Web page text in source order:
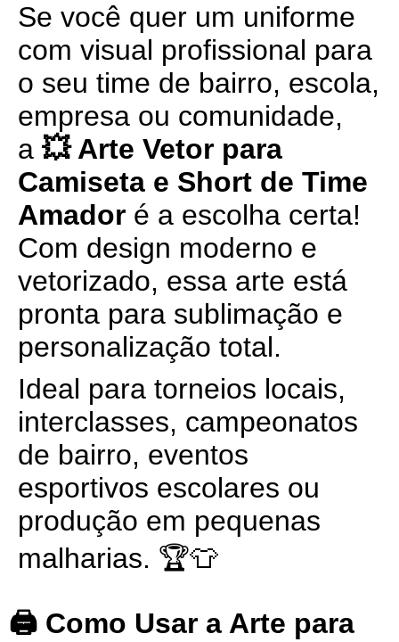
Se você quer um uniforme
com visual profissional para
o seu time de bairro, escola,
empresa ou comunidade,
a 💥 Arte Vetor para
Camiseta e Short de Time
Amador é a escolha certa!
Com design moderno e
vetorizado, essa arte está
pronta para sublimação e
personalização total.
Ideal para torneios locais,
interclasses, campeonatos
de bairro, eventos
esportivos escolares ou
produção em pequenas
malharias. 🏆👕
🖨️ Como Usar a Arte para